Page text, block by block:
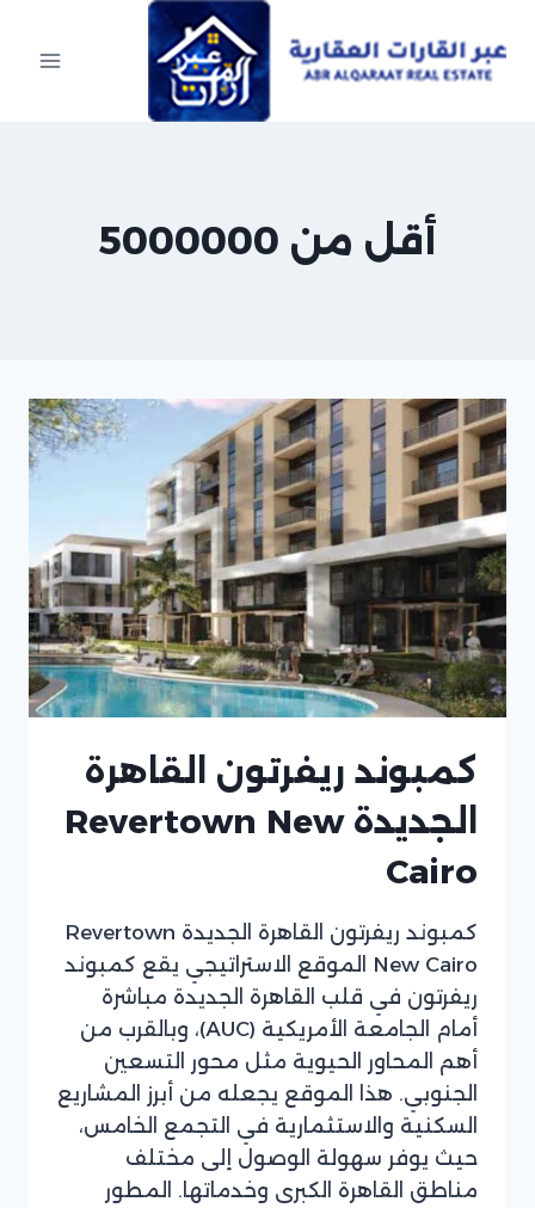
content
أقل من 5000000
كمبوند ريفرتون القاهرة
الجديدة Revertown New
Cairo
كمبوند ريفرتون القاهرة الجديدة Revertown
New Cairo الموقع الاستراتيجي يقع كمبوند
ريفرتون في قلب القاهرة الجديدة مباشرة
أمام الجامعة الأمريكية (AUC)، وبالقرب من
أهم المحاور الحيوية مثل محور التسعين
الجنوبي. هذا الموقع يجعله من أبرز المشاريع
السكنية والاستثمارية في التجمع الخامس،
حيث يوفر سهولة الوصول إلى مختلف
مناطق القاهرة الكبرى وخدماتها. المطور